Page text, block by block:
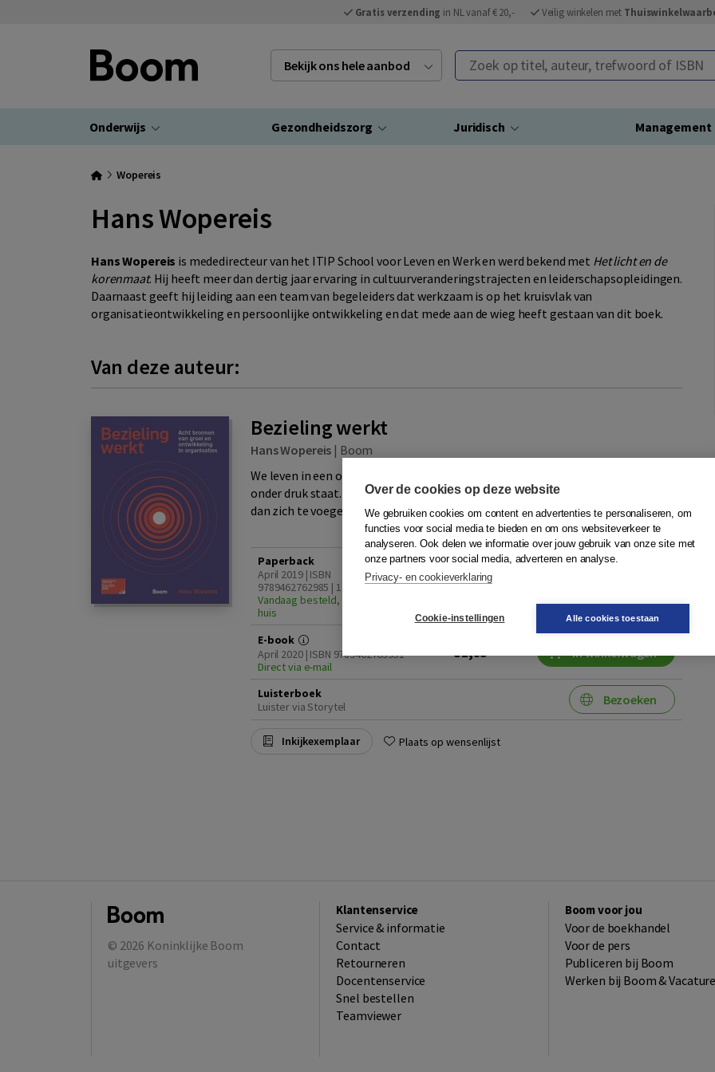
Gratis verzending in NL vanaf € 20,- Veilig winkelen met
Bekijk ons hele aanbod Zoek op titel, auteur, trefwoord of ISBN
Onderwijs Gezondheidszorg Juridisch Management
Wopereis
Hans Wopereis
Hans Wopereis is mededirecteur van het ITIP School voor Leven en Werk en werd bekend met Het licht en de
korenmaat. Hij heeft meer dan dertig jaar ervaring in cultuurveranderingstrajecten en leiderschapsopleidingen.
Daarnaast geeft hij leiding aan een team van begeleiders dat werkzaam is op het kruisvlak van
organisatieontwikkeling en persoonlijke ontwikkeling en dat mede aan de wieg heeft gestaan van dit boek.
Van deze auteur:
Bezieling werkt
Hans Wopereis | Boom
We leven in een overgangstijd waarin de hiërarchische manier van organiseren
onder druk staat. Meer dan 1,2 miljoen mensen volgen liever hun hart als zzp’er
dan zich te voegen in de systemen en cul...Meer
Paperback
April 2019 | ISBN
9789462762985 | 1e druk
Vandaag besteld, dinsdag in
huis
39,95 Quantity
−
E-book
April 2020 | ISBN 9789462763951
Direct via e-mail
31,95 In winkelwagen
Luisterboek
Luister via Storytel
Bezoeken
Inkijkexemplaar Plaats op wensenlijst
© 2026 Koninklijke Boom
uitgevers
Klantenservice
Service & informatie
Contact
Retourneren
Docentenservice
Snel bestellen
Teamviewer
Boom voor jou
Voor de boekhandel
Voor de pers
Publiceren bij Boom
Werken bij Boom &
Over de cookies op deze website
We gebruiken cookies om content en advertenties te personaliseren, om
functies voor social media te bieden en om ons websiteverkeer te
analyseren. Ook delen we informatie over jouw gebruik van onze site met
onze partners voor social media, adverteren en analyse.
Privacy- en cookieverklaring
Cookie-instellingen Alle cookies toestaan